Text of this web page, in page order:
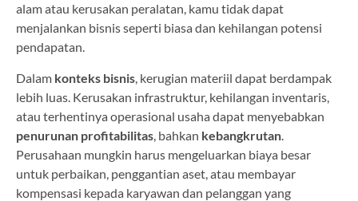
alam atau kerusakan peralatan, kamu tidak dapat
menjalankan bisnis seperti biasa dan kehilangan potensi
pendapatan.
Dalam konteks bisnis , kerugian materiil dapat berdampak
lebih luas. Kerusakan infrastruktur, kehilangan inventaris,
atau terhentinya operasional usaha dapat menyebabkan
penurunan profitabilitas , bahkan kebangkrutan
Perusahaan mungkin harus mengeluarkan biaya besar
untuk perbaikan, penggantian aset, atau membayar
kompensasi kepada karyawan dan pelanggan yang